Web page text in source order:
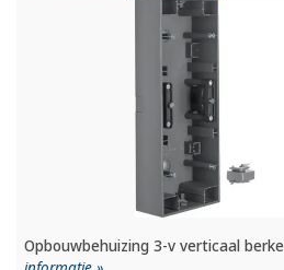
Opbouwbehuizing 3-v verticaal